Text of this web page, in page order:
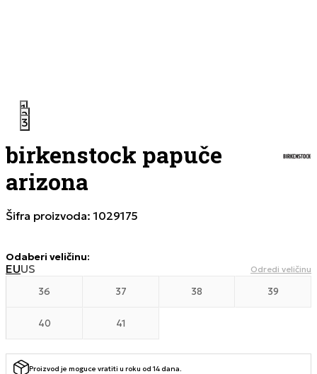
1
2
3
birkenstock papuče
arizona
Šifra proizvoda:1029175
Odaberi veličinu:
EUUS Odredi veličinu
36 37 38 39
40 41
Proizvod je moguce vratiti u roku od 14 dana.